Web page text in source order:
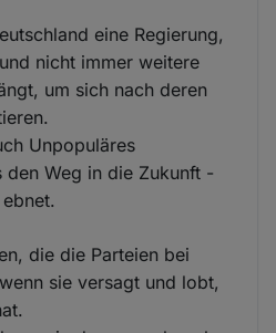
eine Regierung,
nicht immer weitere
um sich nach deren
Unpopuläres
den Weg in die Zukunft -
die die Parteien bei
sie versagt und lobt,